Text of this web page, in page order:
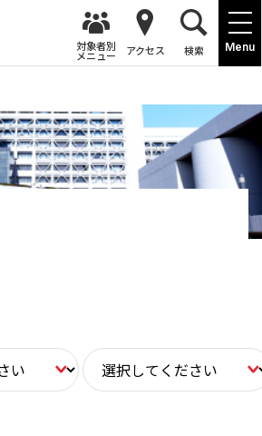
Menu
対象者別
メニュー アクセス 検索